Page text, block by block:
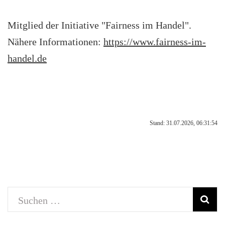
Mitglied der Initiative "Fairness im Handel".
Nähere Informationen: https://www.fairness-im-
handel.de
Stand: 31.07.2026, 06:31:54
Suchen